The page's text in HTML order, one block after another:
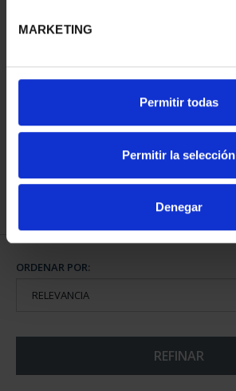
MARKETING
Permitir todas
Permitir la selección
Denegar
CAPITALES ESPAÑOLAS
73,00 €
ORDENAR POR:
REFINAR